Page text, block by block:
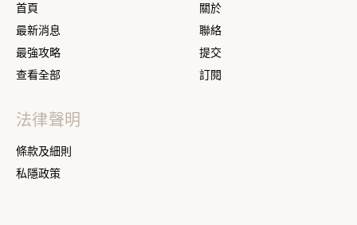
首頁
最新消息
最強攻略
查看全部
關於
聯絡
提交
訂閱
法律聲明
條款及細則
私隱政策